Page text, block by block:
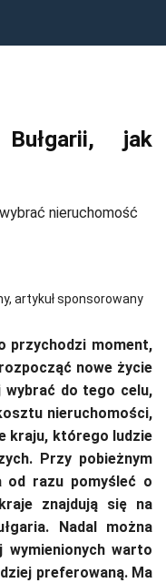
jak
artykuł sponsorowany
przychodzi moment,
nowe życie
do tego celu,
nieruchomości,
kraju, którego ludzie
Przy pobieżnym
od razu pomyśleć o
znajdują się na
Nadal można
wymienionych warto
preferowaną. Ma